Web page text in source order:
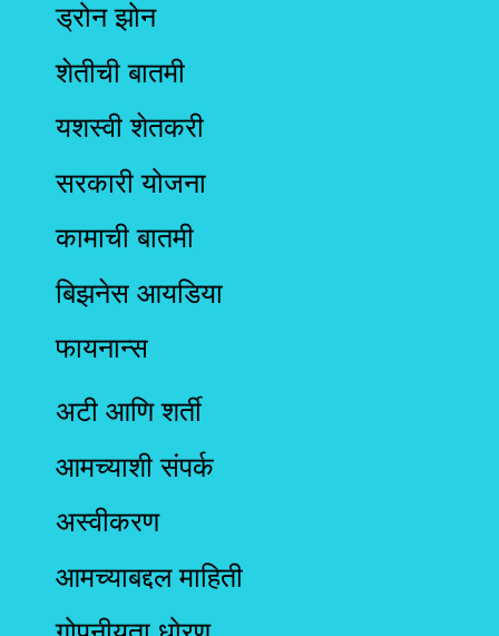
ड्रोन झोन
शेतीची बातमी
यशस्वी शेतकरी
सरकारी योजना
कामाची बातमी
बिझनेस आयडिया
फायनान्स
अटी आणि शर्ती
आमच्याशी संपर्क
अस्वीकरण
आमच्याबद्दल माहिती